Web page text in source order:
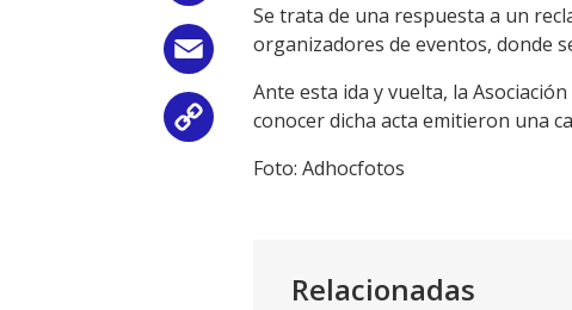
Email
Copy
Link
Se trata de una respuesta a un
organizadores de eventos, donde
Ante esta ida y vuelta, la
conocer dicha acta emitieron una
Foto: Adhocfotos
Relacionadas